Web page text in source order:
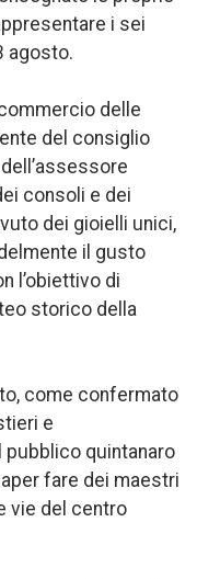
i sei
agosto.
delle
del consiglio
consoli e dei
dei gioielli unici,
il gusto
l’obiettivo di
storico della
come confermato
e
pubblico quintanaro
fare dei maestri
vie del centro